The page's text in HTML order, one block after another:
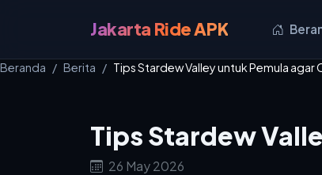
Jakarta Ride APK
Beranda Berita Tips Stardew Valley untuk Pemula agar
Tips Stardew
26 May 2026